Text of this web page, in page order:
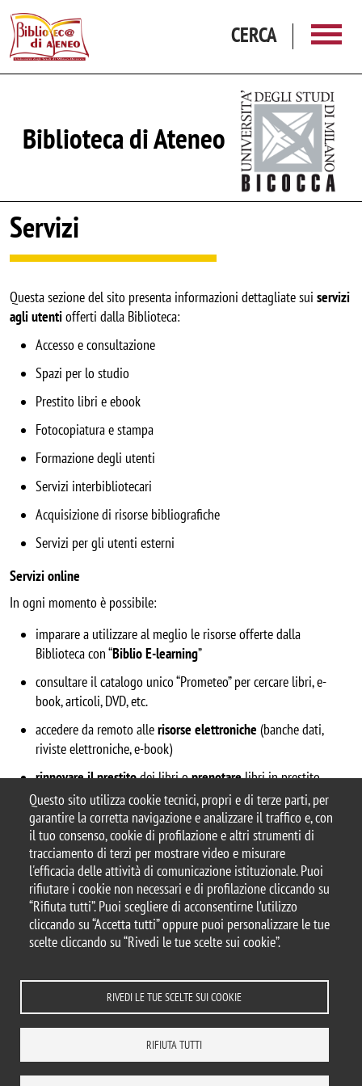
Questo sito utilizza cookie tecnici, propri e di terze parti, per
garantire la corretta navigazione e analizzare il traffico e, con
il tuo consenso, cookie di profilazione e altri strumenti di
tracciamento di terzi per mostrare video e misurare
l'efficacia delle attività di comunicazione istituzionale. Puoi
rifiutare i cookie non necessari e di profilazione cliccando su
“Rifiuta tutti”. Puoi scegliere di acconsentirne l’utilizzo
cliccando su “Accetta tutti” oppure puoi personalizzare le tue
scelte cliccando su “Rivedi le tue scelte sui cookie”.
RIVEDI LE TUE SCELTE SUI COOKIE
RIFIUTA TUTTI
CERCA
Biblioteca di Ateneo
Servizi
Questa sezione del sito presenta informazioni dettagliate sui servizi
agli utentiofferti dalla Biblioteca:
Accesso e consultazione
Spazi per lo studio
Prestito libri e ebook
Fotocopiatura e stampa
Formazione degli utenti
Servizi interbibliotecari
Acquisizione di risorse bibliografiche
Servizi per gli utenti esterni
Servizi online
In ogni momento è possibile:
imparare a utilizzare al meglio le risorse offerte dalla
Biblioteca con “Biblio E-learning”
consultare il catalogo unico “Prometeo” per cercare libri, e-
book, articoli, DVD, etc.
accedere da remoto allerisorse elettroniche (banche dati,
riviste elettroniche, e-book)
rinnovare il prestitodei libri oprenotarelibri in prestito
© 2025 Biblioteca di Ateneo – Università degli
Studi di Milano-Bicocca
Piazza dell'Ateneo Nuovo, 1 - 20126, Milano
Casella PEC:ateneo.bicocca@pec.unimib.it
P.I. 12621570154 | biblioteca@unimib.it
Note legali Privacy Amministrazione trasparente
Accessibilità
Rivedi le tue scelte sui cookie